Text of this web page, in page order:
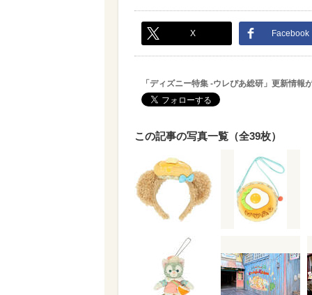
X Facebook
「ディズニー特集 -ウレぴあ総研」更新情報
この記事の写真一覧（全39枚）